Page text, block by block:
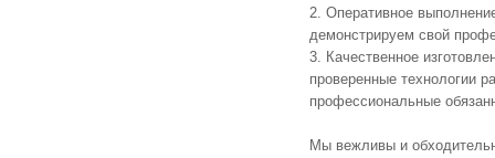
2. Оперативное
демонстрируем свой
3. Качественное
проверенные технологии
профессиональные
Мы вежливы и